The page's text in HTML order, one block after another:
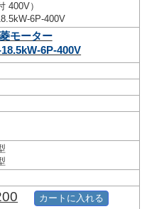
400V）
6P-400V
モーター
6P-400V
カートに入れる